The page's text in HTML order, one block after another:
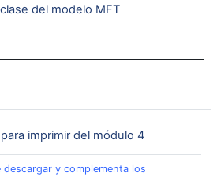
del modelo MFTPágina
imprimir del módulo 4URL
descargar y complementa los